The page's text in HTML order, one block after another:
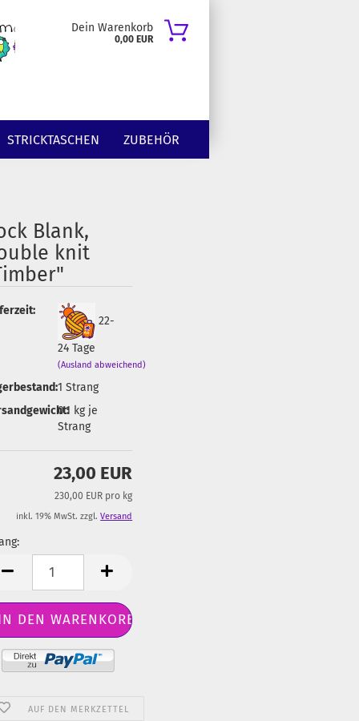
Dein Warenkorb
0,00 EUR
STRICKTASCHEN ZUBEHÖR
Blank,
knit
22-
24 Tage
(Ausland abweichend)
1 Strang
0.1 kg je
Strang
23,00 EUR
230,00 EUR pro kg
inkl. 19% MwSt. zzgl.Versand
AUF DEN MERKZETTEL